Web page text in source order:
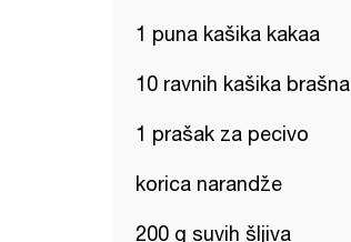
1 puna kašika kakaa
10 ravnih kašika brašna
1 prašak za pecivo
korica narandže
200 g suvih šljiva